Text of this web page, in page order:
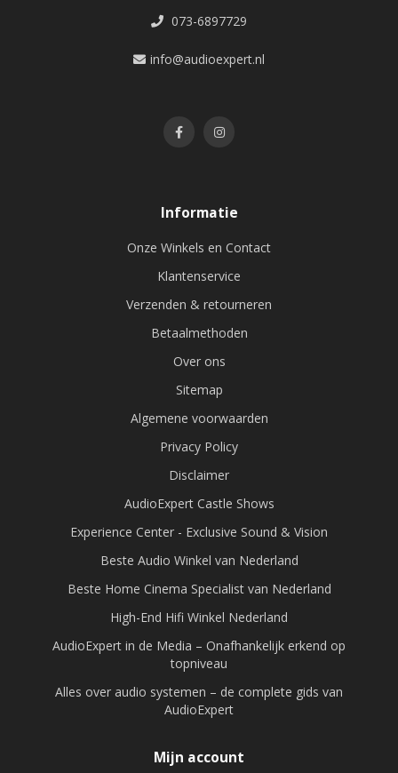
073-6897729
info@audioexpert.nl
Informatie
Onze Winkels en Contact
Klantenservice
Verzenden & retourneren
Betaalmethoden
Over ons
Sitemap
Algemene voorwaarden
Privacy Policy
Disclaimer
AudioExpert Castle Shows
Experience Center - Exclusive Sound & Vision
Beste Audio Winkel van Nederland
Beste Home Cinema Specialist van Nederland
High-End Hifi Winkel Nederland
AudioExpert in de Media – Onafhankelijk erkend op
topniveau
Alles over audio systemen – de complete gids van
AudioExpert
Mijn account